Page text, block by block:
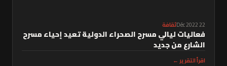
22 Déc 2022 ثقافة
فعاليات ليالي مسرح الصحراء الدولية تعيد إحياء مسرح
الشارع من جديد
اقرأ التقرير ←